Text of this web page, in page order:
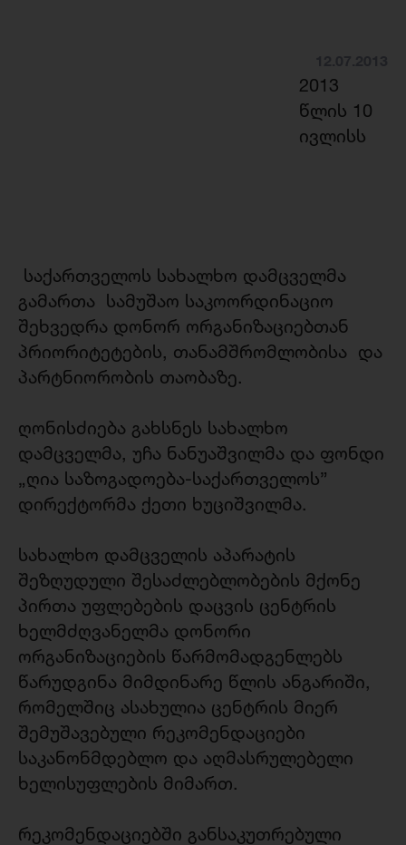
2013
წლის 10
ივლისს
საქართველოს სახალხო დამცველმა
გამართა სამუშაო საკოორდინაციო
შეხვედრა დონორ ორგანიზაციებთან
პრიორიტეტების, თანამშრომლობისა და
პარტნიორობის თაობაზე.
ღონისძიება გახსნეს სახალხო
დამცველმა, უჩა ნანუაშვილმა და ფონდი
„ღია საზოგადოება-საქართველოს”
დირექტორმა ქეთი ხუციშვილმა.
სახალხო დამცველის აპარატის
შეზღუდული შესაძლებლობების მქონე
პირთა უფლებების დაცვის ცენტრის
ხელმძღვანელმა დონორი
ორგანიზაციების წარმომადგენლებს
წარუდგინა მიმდინარე წლის ანგარიში,
რომელშიც ასახულია ცენტრის მიერ
შემუშავებული რეკომენდაციები
საკანონმდებლო და აღმასრულებელი
ხელისუფლების მიმართ.
რეკომენდაციებში განსაკუთრებული